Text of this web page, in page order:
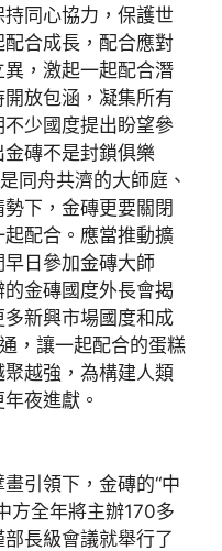
同心協力，保護世
合成長，配合應對
，激起一起配合潛
放包涵，凝集所有
少國度提出盼望參
磚不是封鎖俱樂
同舟共濟的大師庭、
下，金磚更要關閉
配合。應當推動擴
日參加金磚大師
金磚國度外長會揭
新興市場國度和成
，讓一起配合的蛋糕
越強，為構建人類
年夜進獻。
引領下，金磚的“中
方全年將主辦170多
長級會議就舉行了